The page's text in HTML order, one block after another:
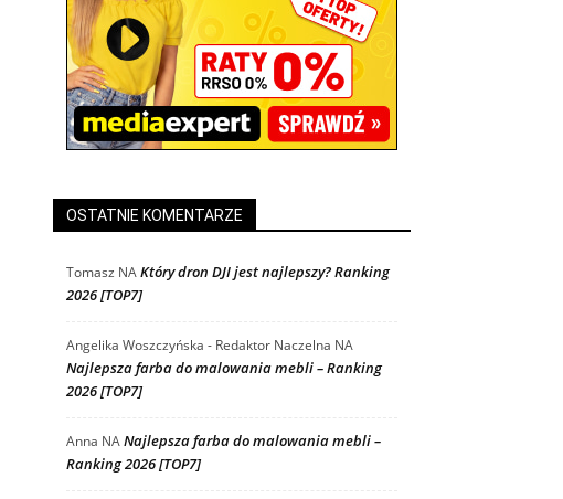
OSTATNIE KOMENTARZE
Tomasz NAKtóry dron DJI jest najlepszy? Ranking
2026 [TOP7]
Angelika Woszczyńska - Redaktor Naczelna NA
Najlepsza farba do malowania mebli – Ranking
2026 [TOP7]
Anna NANajlepsza farba do malowania mebli –
Ranking 2026 [TOP7]